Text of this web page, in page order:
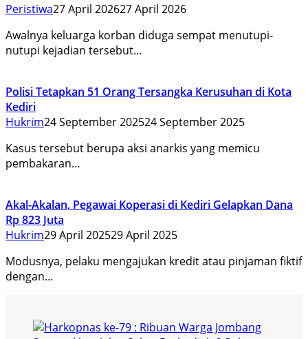
Peristiwa27 April 202627 April 2026
Awalnya keluarga korban diduga sempat menutupi-
nutupi kejadian tersebut…
Polisi Tetapkan 51 Orang Tersangka Kerusuhan di Kota
Kediri
Hukrim24 September 202524 September 2025
Kasus tersebut berupa aksi anarkis yang memicu
pembakaran…
Akal-Akalan, Pegawai Koperasi di Kediri Gelapkan Dana
Rp 823 Juta
Hukrim29 April 202529 April 2025
Modusnya, pelaku mengajukan kredit atau pinjaman fiktif
dengan…